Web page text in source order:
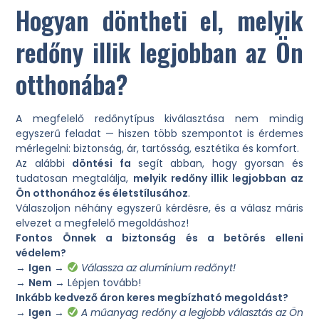
Hogyan döntheti el, melyik
redőny illik legjobban az Ön
otthonába?
A megfelelő redőnytípus kiválasztása nem mindig
egyszerű feladat — hiszen több szempontot is érdemes
mérlegelni: biztonság, ár, tartósság, esztétika és komfort.
Az alábbi döntési fa segít abban, hogy gyorsan és
tudatosan megtalálja, melyik redőny illik legjobban az
Ön otthonához és életstílusához.
Válaszoljon néhány egyszerű kérdésre, és a válasz máris
elvezet a megfelelő megoldáshoz!
Fontos Önnek a biztonság és a betörés elleni
védelem?
→ Igen →
Válassza az alumínium redőnyt!
→ Nem → Lépjen tovább!
Inkább kedvező áron keres megbízható megoldást?
→ Igen →
A műanyag redőny a legjobb választás az Ön